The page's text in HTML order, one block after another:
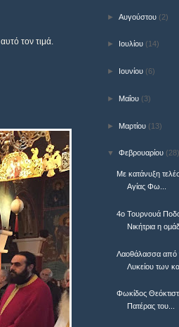
τον τιμά.
►Αυγούστου (2)
► Ιουλίου (14)
► Ιουνίου (6)
► Μαΐου (3)
► Μαρτίου (13)
▼Φεβρουαρίου (28)
Με κατάνυξη
Αγίας Φω...
4ο Τουρνουά
Νικήτρια η
Λαοθάλασσα από
Λυκείου των
Φωκίδος
Πατέρας του...